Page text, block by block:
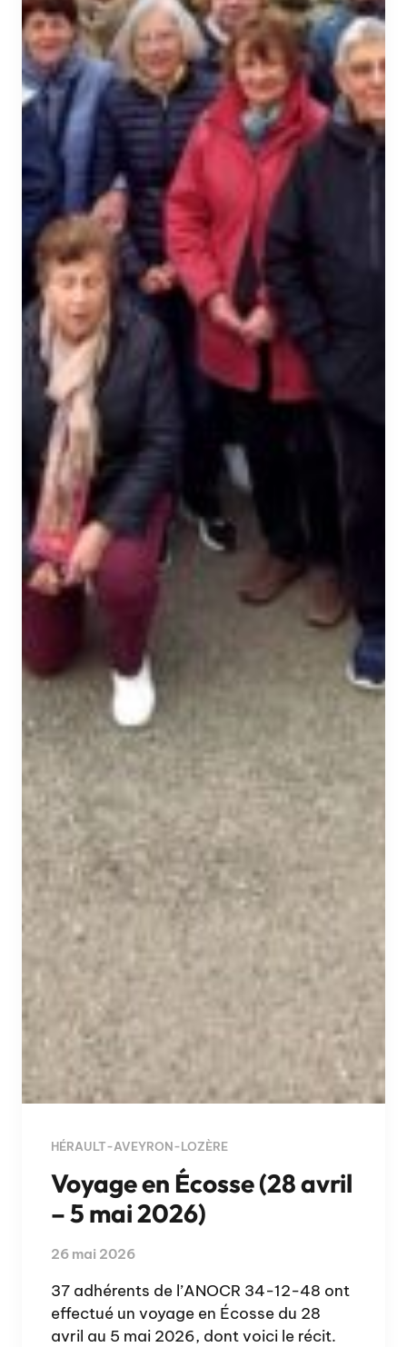
HÉRAULT-AVEYRON-LOZÈRE
Voyage en Écosse (28 avril
– 5 mai 2026)
26 mai 2026
37 adhérents de l’ANOCR 34-12-48 ont
effectué un voyage en Écosse du 28
avril au 5 mai 2026, dont voici le récit.